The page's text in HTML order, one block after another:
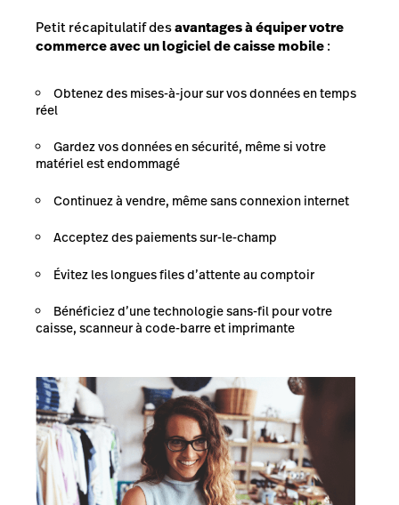
Petit récapitulatif desavantages à équiper votre
commerce avec un logiciel de caisse mobile:
Obtenez des mises-à-jour sur vos données en temps
réel
Gardez vos données en sécurité, même si votre
matériel est endommagé
Continuez à vendre, même sans connexion internet
Acceptez des paiements sur-le-champ
Évitez les longues files d’attente au comptoir
Bénéficiez d’une technologie sans-fil pour votre
caisse, scanneur à code-barre et imprimante